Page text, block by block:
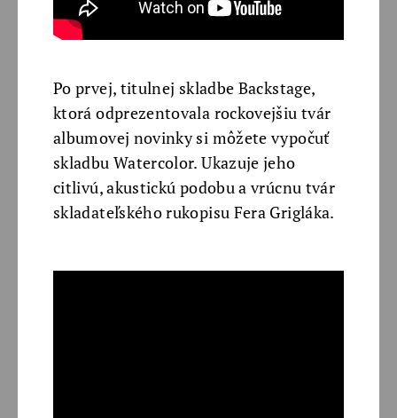
Po prvej, titulnej skladbe Backstage,
ktorá odprezentovala rockovejšiu tvár
albumovej novinky si môžete vypočuť
skladbu Watercolor. Ukazuje jeho
citlivú, akustickú podobu a vrúcnu tvár
skladateľského rukopisu Fera Grigláka.